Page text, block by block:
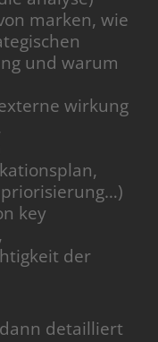
marken, wie
und warum
wirkung
key
der
detailliert